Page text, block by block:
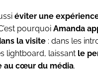
éviter une
pourquoi Amanda
la visite : dans les
lightboard, laissant le
au cœur du média.